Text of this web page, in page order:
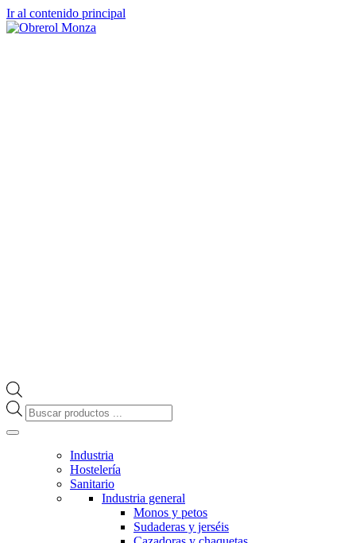
Ir al contenido principal
Búsqueda
de
Industria
Hostelería
Sanitario
Industria general
Monos y petos
Sudaderas y jerséis